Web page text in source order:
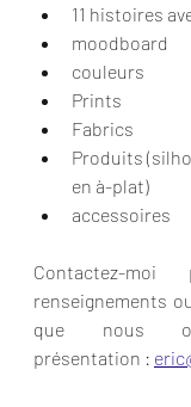
11 histoires
moodboard
couleurs
Prints
Fabrics
Produits
en à-plat)
accessoires
Contactez-
renseignements
que nous
présentation :